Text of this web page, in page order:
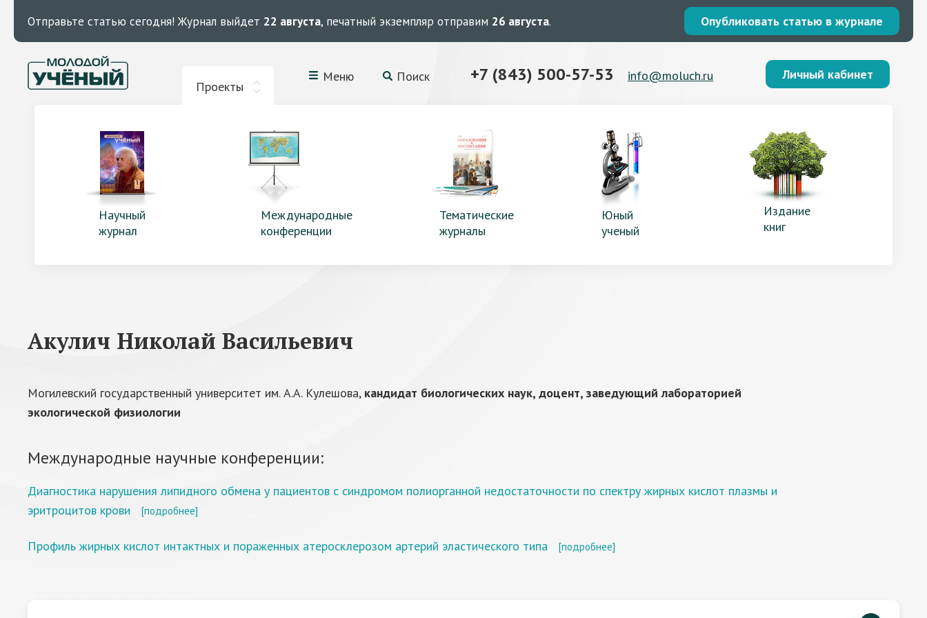
Отправьте статью сегодня! Журнал выйдет 22 августа, печатный экземпляр отправим 26 августа. Опубликовать статью в журнале
Проекты
Меню Поиск +7 (843) 500-57-53 info@moluch.ru Личный кабинет
Научный
журнал
Международные
конференции
Тематические
журналы
Юный
ученый
Издание
книг
Акулич Николай Васильевич
Могилевский государственный университет им. А.А. Кулешова, кандидат биологических наук, доцент, заведующий лабораторией
экологической физиологии
Международные научные конференции:
Диагностика нарушения липидного обмена у пациентов с синдромом полиорганной недостаточности по спектру жирных кислот плазмы и
эритроцитов крови
[подробнее]
Профиль жирных кислот интактных и пораженных атеросклерозом артерий эластического типа [подробнее]